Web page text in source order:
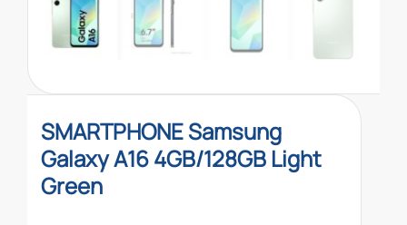
SMARTPHONE Samsung
Galaxy A16 4GB/128GB Light
Green